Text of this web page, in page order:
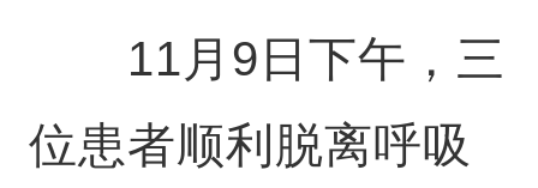
11月9日下午，三
位患者顺利脱离呼吸